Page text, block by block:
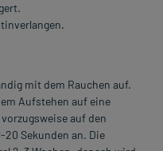
mit dem Rauchen auf.
Aufstehen auf eine
auf den
20 Sekunden an. Die